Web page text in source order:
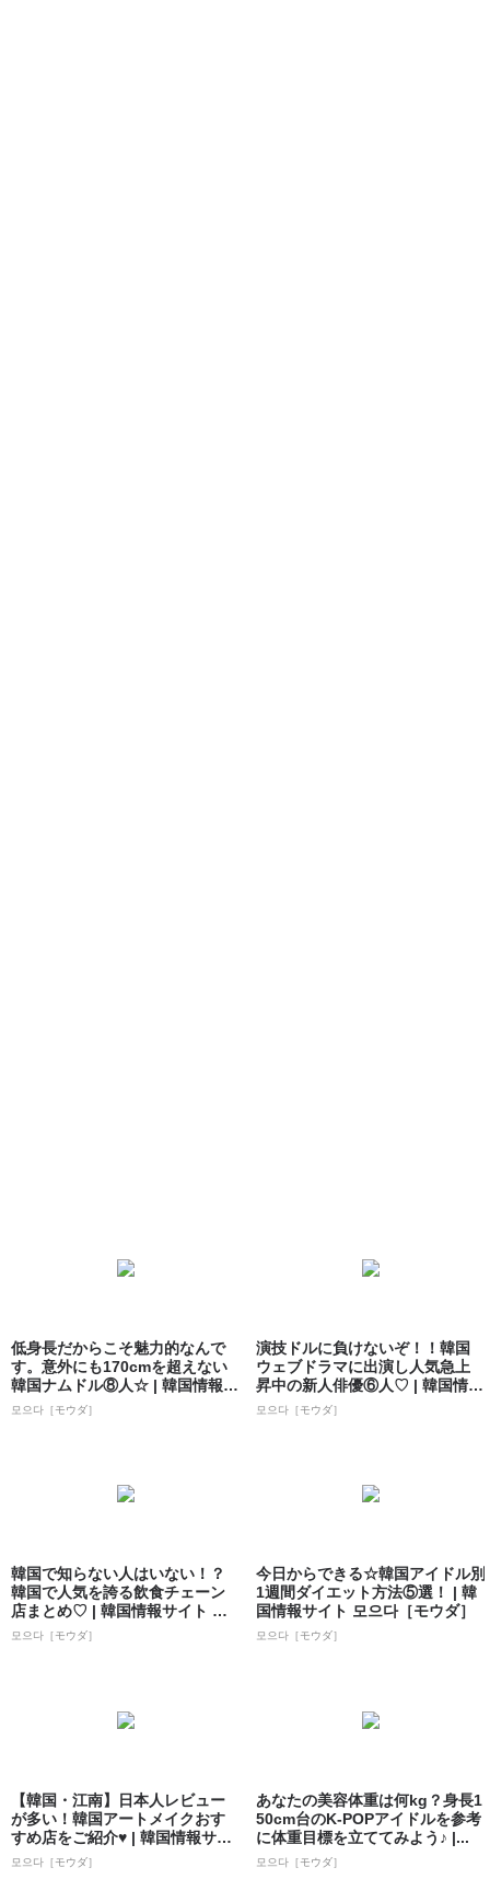
低身長だからこそ魅力的なんで
す。意外にも170cmを超えない
韓国ナムドル⑧人☆ | 韓国情報サ
イト...
모으다［モウダ］
演技ドルに負けないぞ！！韓国
ウェブドラマに出演し人気急上
昇中の新人俳優⑥人♡ | 韓国情報
サイト ...
모으다［モウダ］
韓国で知らない人はいない！？
韓国で人気を誇る飲食チェーン
店まとめ♡ | 韓国情報サイト 모
으다［モ...
모으다［モウダ］
今日からできる☆韓国アイドル別
1週間ダイエット方法⑤選！ | 韓
国情報サイト 모으다［モウダ］
모으다［モウダ］
【韓国・江南】日本人レビュー
が多い！韓国アートメイクおす
すめ店をご紹介♥ | 韓国情報サイ
ト 모으...
모으다［モウダ］
あなたの美容体重は何kg？身長1
50cm台のK-POPアイドルを参考
に体重目標を立ててみよう♪ |...
모으다［モウダ］